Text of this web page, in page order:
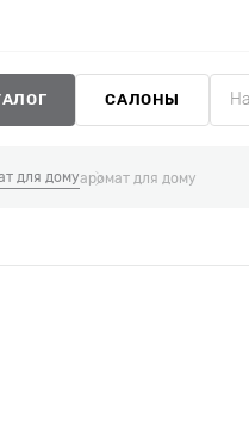
САЛОНЫ
для домуаромат для дому